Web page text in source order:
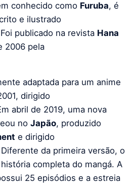
conhecido como Furuba, é
e ilustrado
publicado na revista Hana
2006 pela
adaptada para um anime
dirigido
abril de 2019, uma nova
no Japão, produzido
e dirigido
da primeira versão, o
completa do mangá. A
25 episódios e a estreia